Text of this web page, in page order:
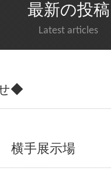
最新の投稿
Latest articles
◆
手展示場